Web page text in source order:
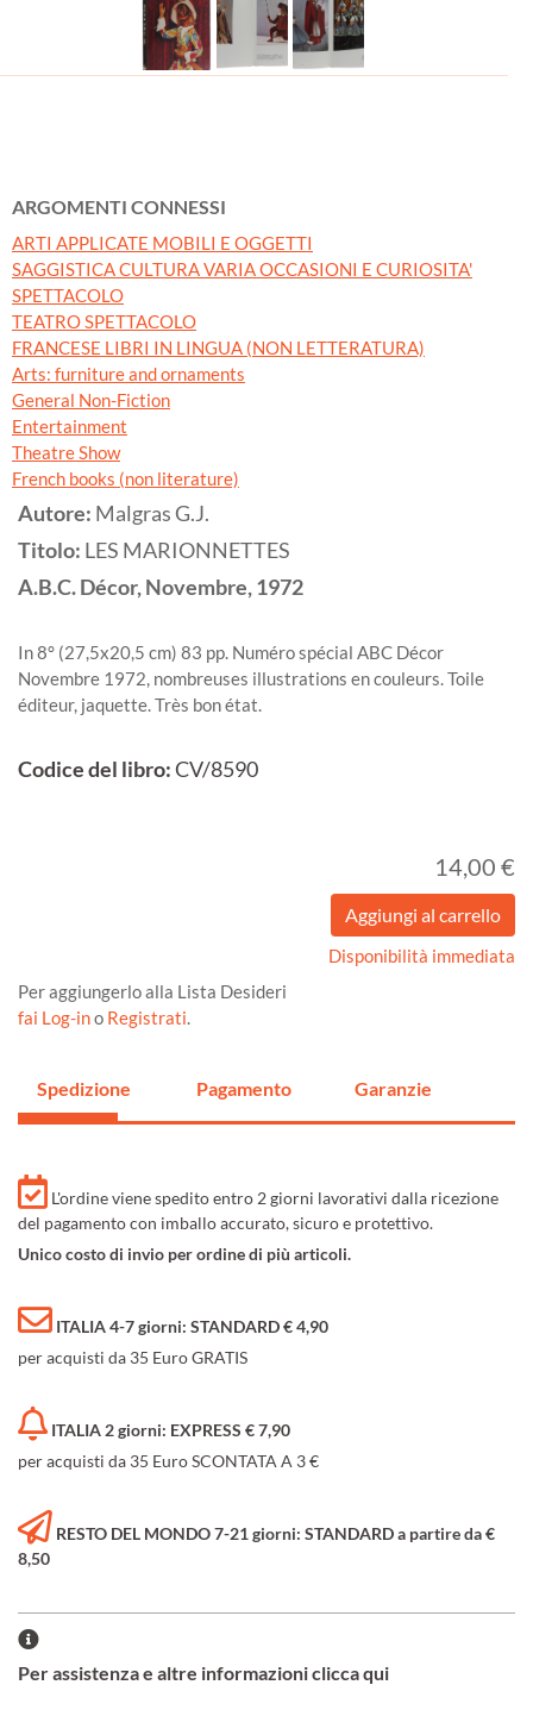
ARGOMENTI CONNESSI
ARTI APPLICATE MOBILI E OGGETTI
SAGGISTICA CULTURA VARIA OCCASIONI E CURIOSITA'
SPETTACOLO
TEATRO SPETTACOLO
FRANCESE LIBRI IN LINGUA (NON LETTERATURA)
Arts: furniture and ornaments
General Non-Fiction
Entertainment
Theatre Show
French books (non literature)
Autore: Malgras G.J.
Titolo: LES MARIONNETTES
A.B.C. Décor, Novembre,1972
In 8° (27,5x20,5 cm) 83 pp. Numéro spécial ABC Décor
Novembre 1972, nombreuses illustrations en couleurs. Toile
éditeur, jaquette. Très bon état.
Codice del libro:CV/8590
14,00 €
Disponibilità immediata
Per aggiungerlo alla Lista Desideri
fai Log-ino Registrati.
Spedizione Pagamento Garanzie
L'ordine viene spedito entro 2 giorni lavorativi dalla ricezione
del pagamento con imballo accurato, sicuro e protettivo.
Unico costo di invio per ordine di più articoli.
ITALIA 4-7 giorni: STANDARD € 4,90
per acquisti da 35 Euro GRATIS
ITALIA 2 giorni: EXPRESS € 7,90
per acquisti da 35 Euro SCONTATA A 3 €
RESTO DEL MONDO 7-21 giorni: STANDARD a partire da €
8,50
Per assistenza e altre informazioni clicca qui